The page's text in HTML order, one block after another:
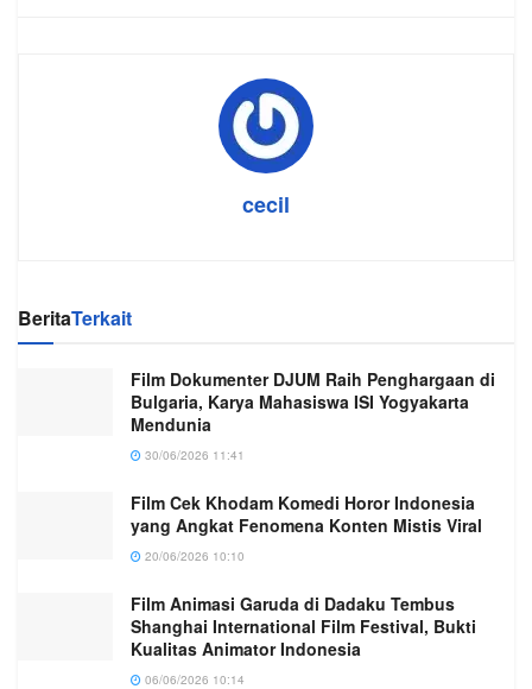
cecil
BeritaTerkait
Film Dokumenter DJUM Raih Penghargaan di
Bulgaria, Karya Mahasiswa ISI Yogyakarta
Mendunia
30/06/2026 11:41
Film Cek Khodam Komedi Horor Indonesia
yang Angkat Fenomena Konten Mistis Viral
20/06/2026 10:10
Film Animasi Garuda di Dadaku Tembus
Shanghai International Film Festival, Bukti
Kualitas Animator Indonesia
06/06/2026 10:14